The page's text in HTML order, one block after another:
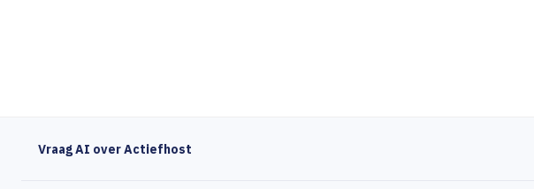
Vraag AI over Actiefhost